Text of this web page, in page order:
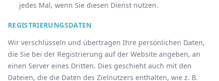
jedes Mal, wenn Sie diesen Dienst nutzen.
REGISTRIERUNGSDATEN
Wir verschlüsseln und übertragen Ihre persönlichen Daten,
die Sie bei der Registrierung auf der Website angeben, an
einen Server eines Dritten. Dies geschieht auch mit den
Dateien, die die Daten des Zielnutzers enthalten, wie z. B.